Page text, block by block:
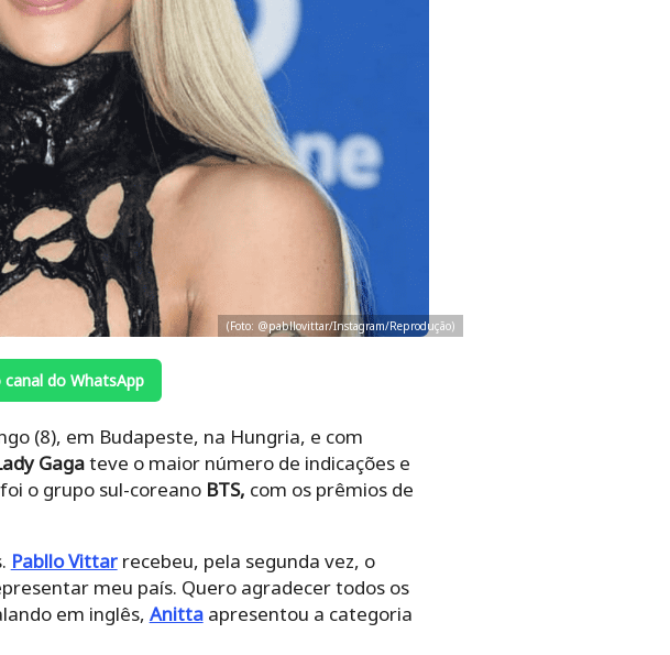
(Foto: @pabllovittar/Instagram/Reprodução)
canal do WhatsApp
(8), em Budapeste, na Hungria, e com
Gagateve o maior número de indicações e
o grupo sul-coreano BTS, com os prêmios de
Pabllo Vittarrecebeu, pela segunda vez, o
meu país. Quero agradecer todos os
em inglês, Anittaapresentou a categoria